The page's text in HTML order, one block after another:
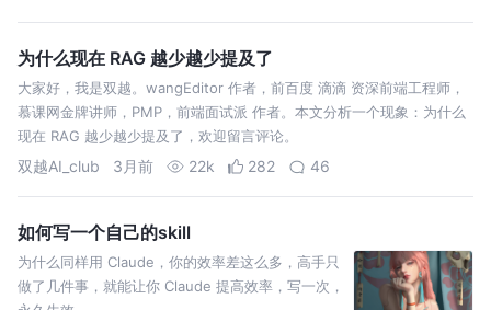
为什么现在 RAG 越少越少提及了
大家好，我是双越。wangEditor 作者，前百度 滴滴 资深前端工程师，
慕课网金牌讲师，PMP，前端面试派 作者。本文分析一个现象：为什么
现在 RAG 越少越少提及了，欢迎留言评论。
双越AI_club 3月前 22k 282 46
如何写一个自己的skill
为什么同样用 Claude，你的效率差这么多，高手只
做了几件事，就能让你 Claude 提高效率，写一次，